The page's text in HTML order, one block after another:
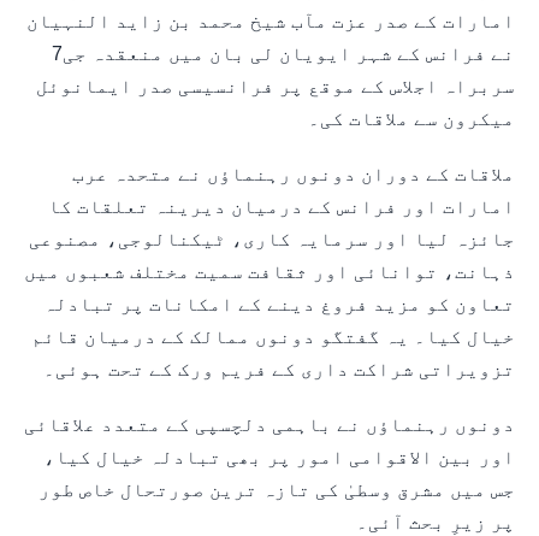
امارات کے صدر عزت مآب شیخ محمد بن زاید النہیان
نے فرانس کے شہر ایویان لی بان میں منعقدہ جی7
سربراہ اجلاس کے موقع پر فرانسیسی صدر ایمانوئل
میکرون سے ملاقات کی۔
ملاقات کے دوران دونوں رہنماؤں نے متحدہ عرب
امارات اور فرانس کے درمیان دیرینہ تعلقات کا
جائزہ لیا اور سرمایہ کاری، ٹیکنالوجی، مصنوعی
ذہانت، توانائی اور ثقافت سمیت مختلف شعبوں میں
تعاون کو مزید فروغ دینے کے امکانات پر تبادلہ
خیال کیا۔ یہ گفتگو دونوں ممالک کے درمیان قائم
تزویراتی شراکت داری کے فریم ورک کے تحت ہوئی۔
دونوں رہنماؤں نے باہمی دلچسپی کے متعدد علاقائی
اور بین الاقوامی امور پر بھی تبادلہ خیال کیا،
جس میں مشرق وسطیٰ کی تازہ ترین صورتحال خاص طور
پر زیرِ بحث آئی۔